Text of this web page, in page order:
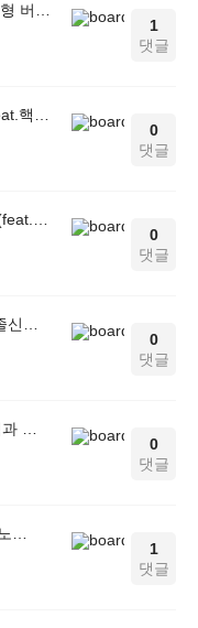
이력서 자기소개서 양식(feat.범용형 버전 작성법)
1
댓글
AI면접 질문 자기소개 연습방법(feat.핵심 전략 3가지)
0
댓글
면접 준비 대답방법 노하우 3가지(feat.탈락하는 이유)
0
댓글
대한제분 채용 2022년 부문별 대졸신입 자소서 작성법
0
댓글
자기소개서첨삭의 필요성(feat.합격과 탈락의 차이)
0
댓글
인성면접 질문 대비전략(with 답변 노하우)
1
댓글